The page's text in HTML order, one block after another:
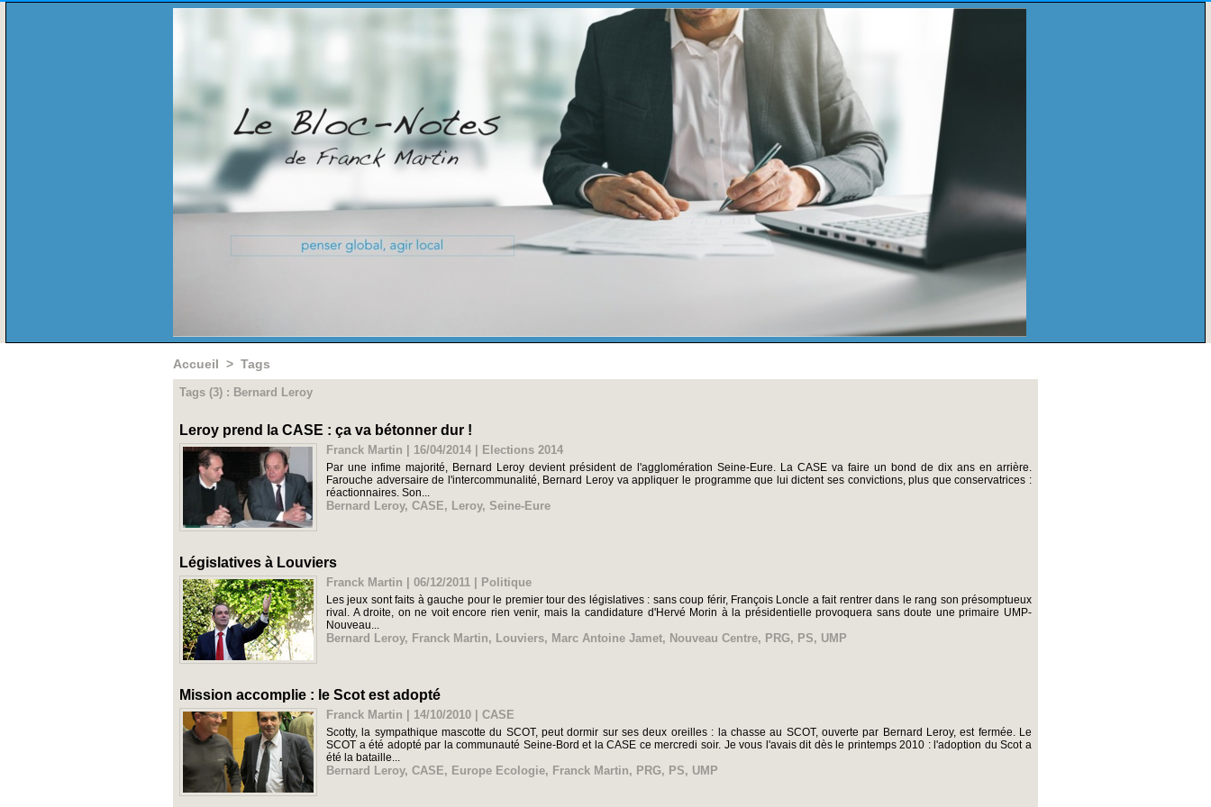
Accueil > Tags
Tags (3) : Bernard Leroy
Leroy prend la CASE : ça va bétonner dur !
Franck Martin | 16/04/2014 Elections 2014
Par une infime majorité, Bernard Leroy devient président de l'agglomération Seine-Eure. La CASE va faire un bond de dix ans en arrière.
Farouche adversaire de l'intercommunalité, Bernard Leroy va appliquer le programme que lui dictent ses convictions, plus que conservatrices :
réactionnaires. Son...
Bernard Leroy, CASE, Leroy, Seine-Eure
Législatives à Louviers
Franck Martin | 06/12/2011 Politique
Les jeux sont faits à gauche pour le premier tour des législatives : sans coup férir, François Loncle a fait rentrer dans le rang son présomptueux
rival. A droite, on ne voit encore rien venir, mais la candidature d'Hervé Morin à la présidentielle provoquera sans doute une primaire UMP-
Nouveau...
Bernard Leroy, Franck Martin, Louviers, Marc Antoine Jamet, Nouveau Centre, PRG, PS, UMP
Mission accomplie : le Scot est adopté
Franck Martin | 14/10/2010 CASE
Scotty, la sympathique mascotte du SCOT, peut dormir sur ses deux oreilles : la chasse au SCOT, ouverte par Bernard Leroy, est fermée. Le
SCOT a été adopté par la communauté Seine-Bord et la CASE ce mercredi soir. Je vous l'avais dit dès le printemps 2010 : l'adoption du Scot a
été la bataille...
Bernard Leroy, CASE, Europe Ecologie, Franck Martin, PRG, PS, UMP